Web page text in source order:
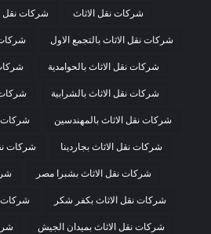
شركات نقل الاثاث شركات نقل
شركات نقل الاثاث بالتجمع الاول شركات
شركات نقل الاثاث بالحوامدية
شركات نقل الاثاث بالشرابية
شركات نقل الاثاث بالمهندسين شركات
شركات نقل الاثاث بجاردينا شركات
شركات نقل الاثاث بشبرا مصر
شركات نقل الاثاث بكفر شكر شركات
شركات نقل الاثاث بميدان الجيش